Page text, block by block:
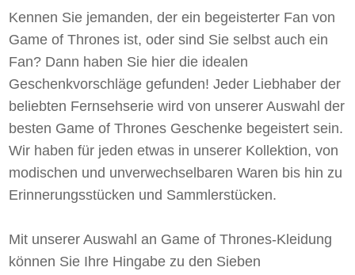
Kennen Sie jemanden, der ein begeisterter Fan von
Game of Thrones ist, oder sind Sie selbst auch ein
Fan? Dann haben Sie hier die idealen
Geschenkvorschläge gefunden! Jeder Liebhaber der
beliebten Fernsehserie wird von unserer Auswahl der
besten Game of Thrones Geschenke begeistert sein.
Wir haben für jeden etwas in unserer Kollektion, von
modischen und unverwechselbaren Waren bis hin zu
Erinnerungsstücken und Sammlerstücken.
Mit unserer Auswahl an Game of Thrones-Kleidung
können Sie Ihre Hingabe zu den Sieben